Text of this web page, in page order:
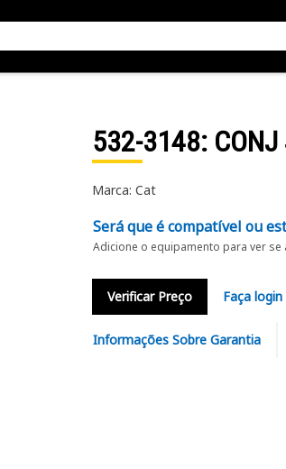
532-3148: CONJ
Marca: Cat
Será que é compatível ou
Adicione o equipamento para ver
Verificar Preço Faça
Informações Sobre Garantia